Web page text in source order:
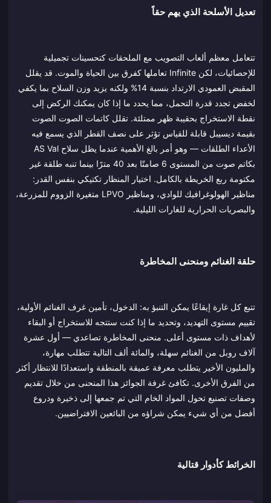
تعديل الأسلحة الذي يهم حقاً
تتعامل معظم ألعاب التصويب مع الملحقات كتحسينات تجميلية
للإحصائيات، لكن Infinite تعاملها كفرق بين الحياة والموت. قد يقلل
المقبض العمودي الارتداد بنسبة 14% ولكنه يزيد وزن السلاح بما يكفي
لخفض تجدد قدرة التحمل، مما يحدد ما إذا كان يمكنك الركض إلى
نقطة الاستخراج بحقيبة ظهر ممتلئة. تقلل كاتمات الصوت الصوت
بقيمة ديسيبل قابلة للقياس تؤثر على نصف القطر الذي يسمع فيه
الأعداء الطلقات — وهو أمر بالغ الأهمية عندما يظل سلاح AS Val
بكاتم صوت من المستوى 6 صامتًا بعد 40 مترًا بينما تنبه طلقة غير
مكتومة ربع الخريطة بالكامل. اختيار المنظار تكتيكي بنفس القدر:
مناظير الهولوغرافيك للوادي، ومناظير LPVO متغيرة الزووم للمزرعة،
والبصريات الحرارية للغارات الليلية.
حلقة الغنائم ومنحنى المخاطرة
تتبع كل غارة إيقاعًا يمكن التنبؤ به: الدخول، تأمين غرف الغنائم الأولية،
تقييم مستوى التهديد، وتحديد ما إذا كنت ستتجه للاستخراج أو البقاء
لأهداف ذات مستوى أعلى. منحنى المخاطرة تصاعدي — أول عشرة
آلاف روبل من الغنائم سهلة، والمائة ألف التالية تتطلب مهارة،
والمليون الأخير يتطلب معرفة عميقة بالمنطقة واستعدادًا للانتظار أكثر
من الفرق الأخرى. تكافئ غرفة الجوائز هذا المنحنى من خلال تقديم
وصفات تصنيع تحول المواد الخام التي تم جمعها إلى ذخيرة ودروع
أفضل من أي شيء يمكن شراؤه من البائعين الافتراضيين.
الخرائط كأدوار قتالية